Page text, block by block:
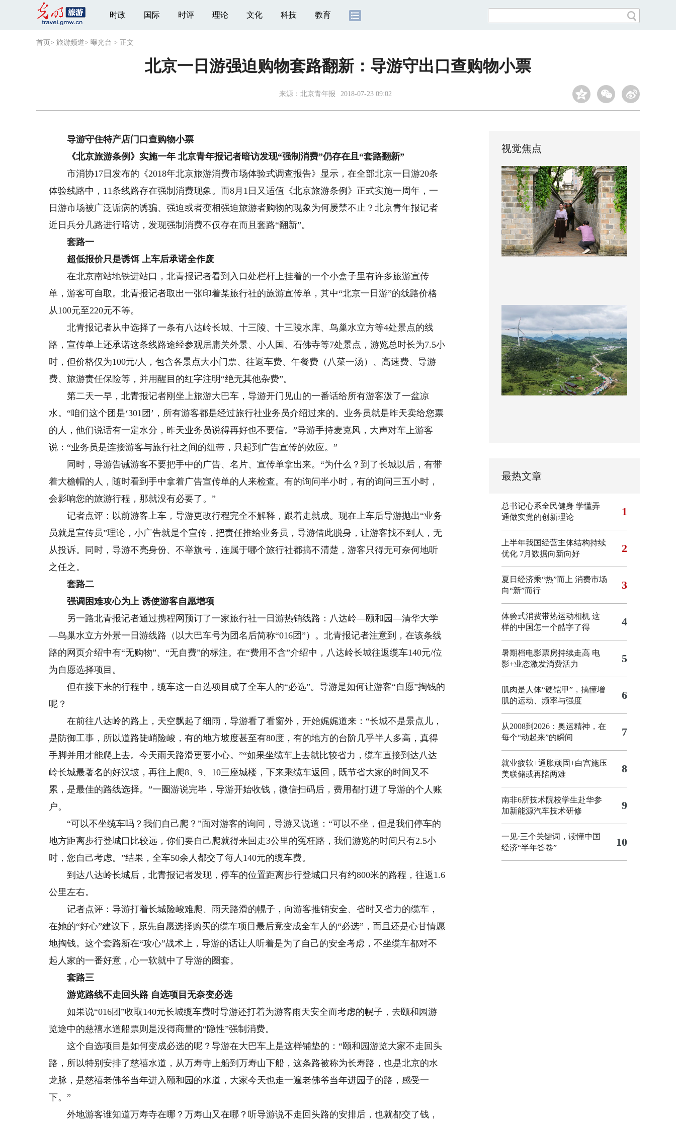
时政 国际 时评 理论 文化 科技 教育
首页 > 旅游频道> 曝光台 > 正文
北京一日游强迫购物套路翻新：导游守出口查购物小票
来源： 北京青年报 2018-07-23 09:02
导游守住特产店门口查购物小票
《北京旅游条例》实施一年 北京青年报记者暗访发现“强制消费”仍存在且“套路翻新”
市消协17日发布的《2018年北京旅游消费市场体验式调查报告》显示，在全部北京一日游20条
体验线路中，11条线路存在强制消费现象。而8月1日又适值《北京旅游条例》正式实施一周年，一
日游市场被广泛诟病的诱骗、强迫或者变相强迫旅游者购物的现象为何屡禁不止？北京青年报记者
近日兵分几路进行暗访，发现强制消费不仅存在而且套路“翻新”。
套路一
超低报价只是诱饵 上车后承诺全作废
在北京南站地铁进站口，北青报记者看到入口处栏杆上挂着的一个小盒子里有许多旅游宣传
单，游客可自取。北青报记者取出一张印着某旅行社的旅游宣传单，其中“北京一日游”的线路价格
从100元至220元不等。
北青报记者从中选择了一条有八达岭长城、十三陵、十三陵水库、鸟巢水立方等4处景点的线
路，宣传单上还承诺这条线路途经参观居庸关外景、小人国、石佛寺等7处景点，游览总时长为7.5小
时，但价格仅为100元/人，包含各景点大小门票、往返车费、午餐费（八菜一汤）、高速费、导游
费、旅游责任保险等，并用醒目的红字注明“绝无其他杂费”。
第二天一早，北青报记者刚坐上旅游大巴车，导游开门见山的一番话给所有游客泼了一盆凉
水。“咱们这个团是‘301团’，所有游客都是经过旅行社业务员介绍过来的。业务员就是昨天卖给您票
的人，他们说话有一定水分，昨天业务员说得再好也不要信。”导游手持麦克风，大声对车上游客
说：“业务员是连接游客与旅行社之间的纽带，只起到广告宣传的效应。”
同时，导游告诫游客不要把手中的广告、名片、宣传单拿出来。“为什么？到了长城以后，有带
着大檐帽的人，随时看到手中拿着广告宣传单的人来检查。有的询问半小时，有的询问三五小时，
会影响您的旅游行程，那就没有必要了。”
记者点评：以前游客上车，导游更改行程完全不解释，跟着走就成。现在上车后导游抛出“业务
员就是宣传员”理论，小广告就是个宣传，把责任推给业务员，导游借此脱身，让游客找不到人，无
从投诉。同时，导游不亮身份、不举旗号，连属于哪个旅行社都搞不清楚，游客只得无可奈何地听
之任之。
套路二
强调困难攻心为上 诱使游客自愿增项
另一路北青报记者通过携程网预订了一家旅行社一日游热销线路：八达岭—颐和园—清华大学
—鸟巢水立方外景一日游线路（以大巴车号为团名后简称“016团”）。北青报记者注意到，在该条线
路的网页介绍中有“无购物”、“无自费”的标注。在“费用不含”介绍中，八达岭长城往返缆车140元/位
为自愿选择项目。
但在接下来的行程中，缆车这一自选项目成了全车人的“必选”。导游是如何让游客“自愿”掏钱的
呢？
在前往八达岭的路上，天空飘起了细雨，导游看了看窗外，开始娓娓道来：“长城不是景点儿，
是防御工事，所以道路陡峭险峻，有的地方坡度甚至有80度，有的地方的台阶几乎半人多高，真得
手脚并用才能爬上去。今天雨天路滑更要小心。”“如果坐缆车上去就比较省力，缆车直接到达八达
岭长城最著名的好汉坡，再往上爬8、9、10三座城楼，下来乘缆车返回，既节省大家的时间又不
累，是最佳的路线选择。”一圈游说完毕，导游开始收钱，微信扫码后，费用都打进了导游的个人账
户。
“可以不坐缆车吗？我们自己爬？”面对游客的询问，导游又说道：“可以不坐，但是我们停车的
地方距离步行登城口比较远，你们要自己爬就得来回走3公里的冤枉路，我们游览的时间只有2.5小
时，您自己考虑。”结果，全车50余人都交了每人140元的缆车费。
到达八达岭长城后，北青报记者发现，停车的位置距离步行登城口只有约800米的路程，往返1.6
公里左右。
记者点评：导游打着长城险峻难爬、雨天路滑的幌子，向游客推销安全、省时又省力的缆车，
在她的“好心”建议下，原先自愿选择购买的缆车项目最后竟变成全车人的“必选”，而且还是心甘情愿
地掏钱。这个套路新在“攻心”战术上，导游的话让人听着是为了自己的安全考虑，不坐缆车都对不
起人家的一番好意，心一软就中了导游的圈套。
套路三
游览路线不走回头路 自选项目无奈变必选
如果说“016团”收取140元长城缆车费时导游还打着为游客雨天安全而考虑的幌子，去颐和园游
览途中的慈禧水道船票则是没得商量的“隐性”强制消费。
这个自选项目是如何变成必选的呢？导游在大巴车上是这样铺垫的：“颐和园游览大家不走回头
路，所以特别安排了慈禧水道，从万寿寺上船到万寿山下船，这条路被称为长寿路，也是北京的水
龙脉，是慈禧老佛爷当年进入颐和园的水道，大家今天也走一遍老佛爷当年进园子的路，感受一
下。”
外地游客谁知道万寿寺在哪？万寿山又在哪？听导游说不走回头路的安排后，也就都交了钱，
视觉焦点
最热文章
总书记心系全民健身 学懂弄
通做实党的创新理论
1
上半年我国经营主体结构持续
优化 7月数据向新向好 2
夏日经济乘“热”而上 消费市场
向“新”而行
3
体验式消费带热运动相机 这
样的中国怎一个酷字了得
4
暑期档电影票房持续走高 电
影+业态激发消费活力
5
肌肉是人体“硬铠甲”，搞懂增
肌的运动、频率与强度
6
从2008到2026：奥运精神，在
每个“动起来”的瞬间
7
就业疲软+通胀顽固+白宫施压
美联储或再陷两难
8
南非6所技术院校学生赴华参
加新能源汽车技术研修
9
一见·三个关键词，读懂中国
经济“半年答卷”
10